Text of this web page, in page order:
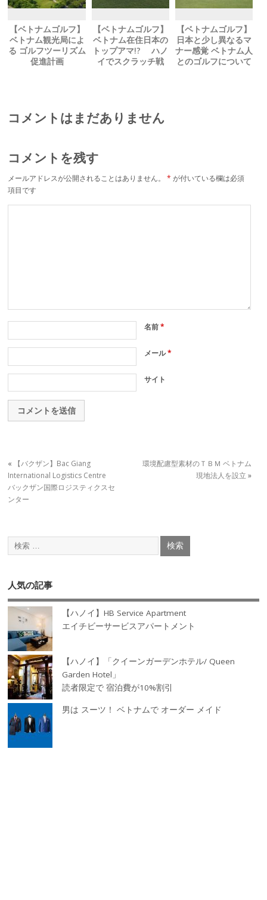
【ベトナムゴルフ】
ベトナム観光局によ
る ゴルフツーリズム
促進計画
【ベトナムゴルフ】
ベトナム在住日本の
トップアマ!? ハノ
イでスクラッチ戦
【ベトナムゴルフ】
日本と少し異なるマ
ナー感覚 ベトナム人
とのゴルフについて
コメントはまだありません
コメントを残す
メールアドレスが公開されることはありません。 * が付いている欄は必須
項目です
名前*
メール*
サイト
«
【バクザン】Bac Giang
International Logistics Centre
バックザン国際ロジスティクスセ
ンター
環境配慮型素材のＴＢＭ ベトナム
現地法人を設立 »
人気の記事
【ハノイ】HB Service Apartment
エイチビーサービスアパートメント
【ハノイ】「クイーンガーデンホテル/ Queen
Garden Hotel」
読者限定で 宿泊費が10%割引
男は スーツ！ ベトナムで オーダー メイド